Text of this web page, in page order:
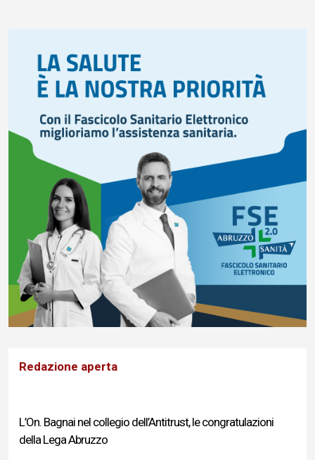
Redazione aperta
L’On. Bagnai nel collegio dell’Antitrust, le congratulazioni
della Lega Abruzzo